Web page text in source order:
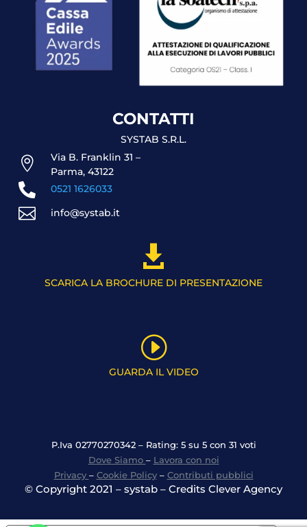
CONTATTI
SYSTAB S.R.L.

Via B. Franklin 31 –
Parma, 43122
 0521 1626033
 info@systab.it

SCARICA LA BROCHURE DI PRESENTAZIONE
I
GUARDA IL VIDEO
P.Iva 02770270342 – Rating: 5 su 5 con 31 voti
Dove Siamo – Lavora con noi
Privacy – Cookie Policy– Contributi pubblici
© Copyright 2021 – systab – Credits Clever Agency